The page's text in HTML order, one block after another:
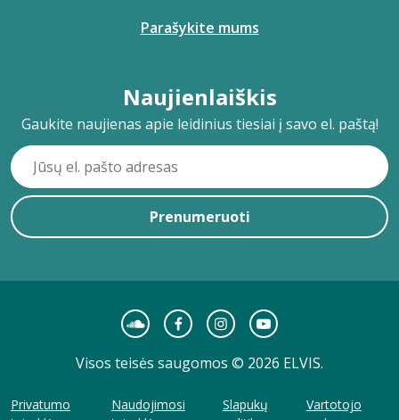
Parašykite mums
Naujienlaiškis
Gaukite naujienas apie leidinius tiesiai į savo el. paštą!
Prenumeruoti
Visos teisės saugomos © 2026 ELVIS.
Privatumo
Naudojimosi
Slapukų
Vartotojo